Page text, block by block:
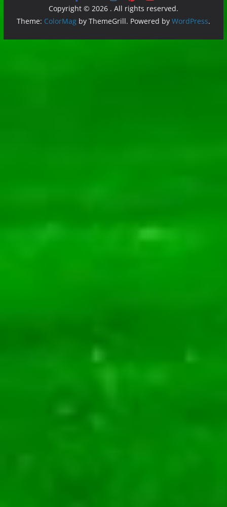
Copyright © 2026 . All rights reserved.
Theme: ColorMagby ThemeGrill. Powered by WordPress.